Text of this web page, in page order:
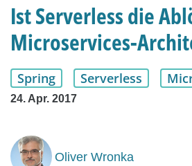
Ist Serverless die
Microservices-
Spring Serverless
24. Apr. 2017
Oliver Wronka